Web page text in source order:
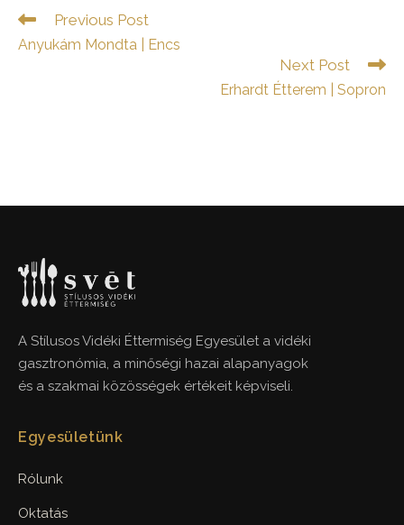
Read
more
articles
Previous Post
Anyukám Mondta | Encs
Next Post
Erhardt Étterem | Sopron
A Stílusos Vidéki Éttermiség Egyesület a vidéki
gasztronómia, a minőségi hazai alapanyagok
és a szakmai közösségek értékeit képviseli.
Egyesületünk
Rólunk
Oktatás